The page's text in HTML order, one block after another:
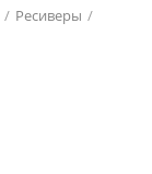
/ Ресиверы /